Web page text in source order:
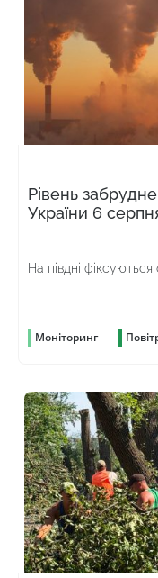
Рівень
України 6
На півдні
Моніторинг